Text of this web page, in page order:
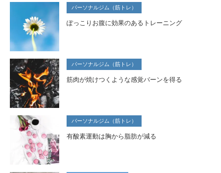
パーソナルジム（筋トレ）
ぽっこりお腹に効果のあるトレーニング
パーソナルジム（筋トレ）
筋肉が焼けつくような感覚バーンを得る
パーソナルジム（筋トレ）
有酸素運動は胸から脂肪が減る